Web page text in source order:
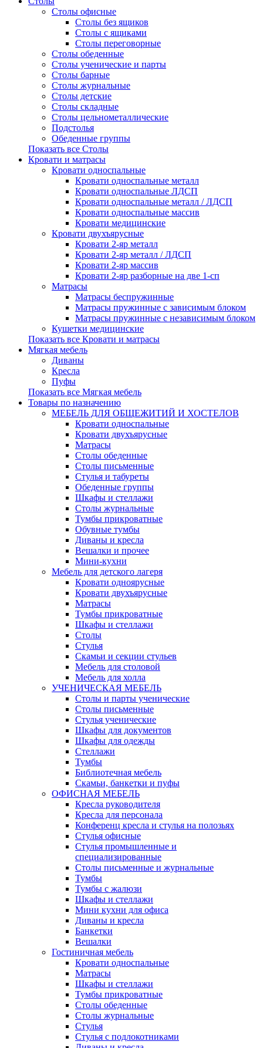
Столы офисные
Столы без ящиков
Столы с ящиками
Столы переговорные
Столы обеденные
Столы ученические и парты
Столы барные
Столы журнальные
Столы детские
Столы складные
Столы цельнометаллические
Подстолья
Обеденные группы
Показать все Столы
Кровати и матрасы
Кровати односпальные
Кровати односпальные металл
Кровати односпальные ЛДСП
Кровати односпальные металл / ЛДСП
Кровати односпальные массив
Кровати медицинские
Кровати двухъярусные
Кровати 2-яр металл
Кровати 2-яр металл / ЛДСП
Кровати 2-яр массив
Кровати 2-яр разборные на две 1-сп
Матрасы
Матрасы беспружинные
Матрасы пружинные с зависимым блоком
Матрасы пружинные с независимым блоком
Кушетки медицинские
Показать все Кровати и матрасы
Мягкая мебель
Диваны
Кресла
Пуфы
Показать все Мягкая мебель
Товары по назначению
МЕБЕЛЬ ДЛЯ ОБЩЕЖИТИЙ И ХОСТЕЛОВ
Кровати односпальные
Кровати двухъярусные
Матрасы
Столы обеденные
Столы письменные
Стулья и табуреты
Обеденные группы
Шкафы и стеллажи
Столы журнальные
Тумбы прикроватные
Обувные тумбы
Диваны и кресла
Вешалки и прочее
Мини-кухни
Мебель для детского лагеря
Кровати одноярусные
Кровати двухъярусные
Матрасы
Тумбы прикроватные
Шкафы и стеллажи
Столы
Стулья
Скамьи и секции стульев
Мебель для столовой
Мебель для холла
УЧЕНИЧЕСКАЯ МЕБЕЛЬ
Столы и парты ученические
Столы письменные
Стулья ученические
Шкафы для документов
Шкафы для одежды
Стеллажи
Тумбы
Библиотечная мебель
Скамьи, банкетки и пуфы
ОФИСНАЯ МЕБЕЛЬ
Кресла руководителя
Кресла для персонала
Конференц кресла и стулья на полозьях
Стулья офисные
Стулья промышленные и
специализированные
Столы письменные и журнальные
Тумбы
Тумбы с жалюзи
Шкафы и стеллажи
Мини кухни для офиса
Диваны и кресла
Банкетки
Вешалки
Гостиничная мебель
Кровати односпальные
Матрасы
Шкафы и стеллажи
Тумбы прикроватные
Столы обеденные
Столы журнальные
Стулья
Стулья с подлокотниками